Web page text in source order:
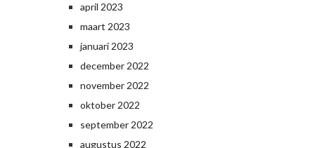
april 2023
maart 2023
januari 2023
december 2022
november 2022
oktober 2022
september 2022
augustus 2022